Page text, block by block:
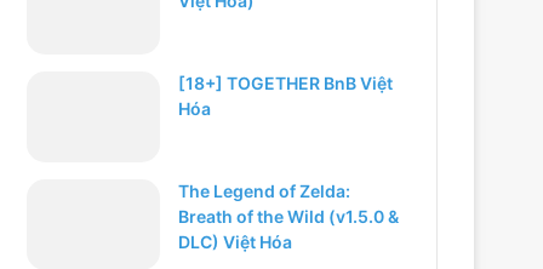
[18+] TOGETHER BnB Việt
Hóa
The Legend of Zelda:
Breath of the Wild (v1.5.0 &
DLC) Việt Hóa